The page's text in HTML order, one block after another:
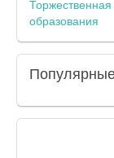
образования